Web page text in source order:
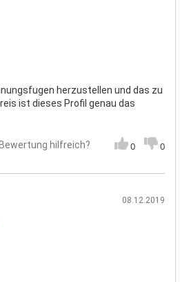
herzustellen und das zu
ist dieses Profil genau das
hilfreich? 0 0
08.12.2019